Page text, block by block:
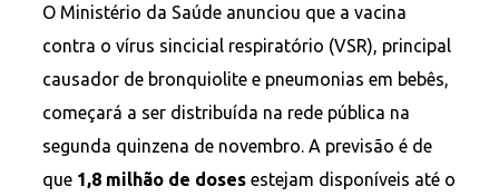
O Ministério da Saúde anunciou que a vacina
contra o vírus sincicial respiratório (VSR), principal
causador de bronquiolite e pneumonias em bebês,
começará a ser distribuída na rede pública na
segunda quinzena de novembro. A previsão é de
que 1,8 milhão de doses estejam disponíveis até o